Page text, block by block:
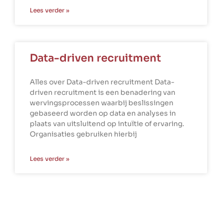
Lees verder »
Data-driven recruitment
Alles over Data-driven recruitment Data-
driven recruitment is een benadering van
wervingsprocessen waarbij beslissingen
gebaseerd worden op data en analyses in
plaats van uitsluitend op intuïtie of ervaring.
Organisaties gebruiken hierbij
Lees verder »